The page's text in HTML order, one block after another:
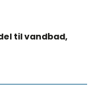
til vandbad,